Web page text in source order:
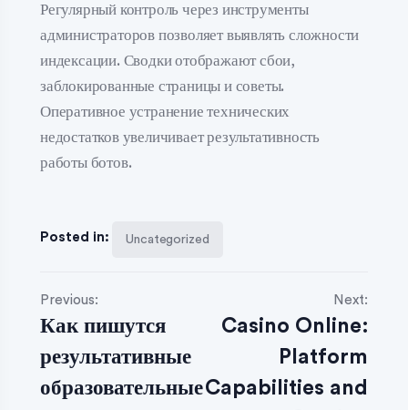
Регулярный контроль через инструменты
администраторов позволяет выявлять сложности
индексации. Сводки отображают сбои,
заблокированные страницы и советы.
Оперативное устранение технических
недостатков увеличивает результативность
работы ботов.
Posted in: Uncategorized
Previous:
Как пишутся
результативные
образовательные
Next:
Casino Online:
Platform
Capabilities and